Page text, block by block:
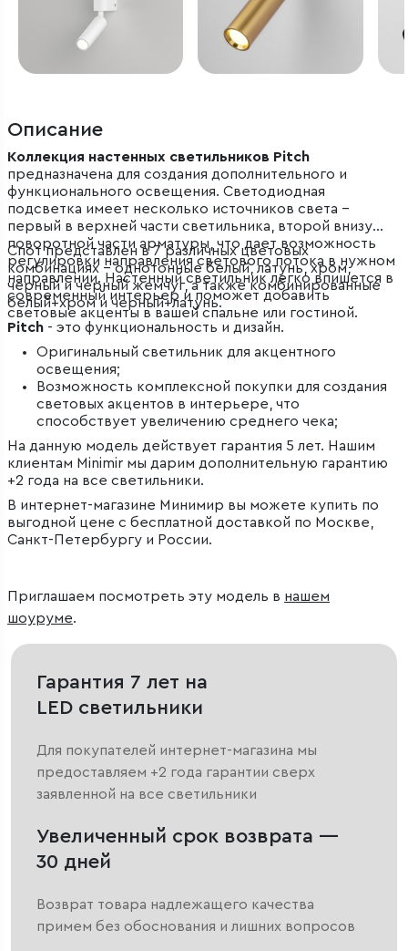
Описание
Коллекция настенных светильников Pitch
предназначена для создания дополнительного и
функционального освещения. Светодиодная
подсветка имеет несколько источников света –
первый в верхней части светильника, второй внизу
поворотной части арматуры, что дает возможность
регулировки направления светового потока в нужном
направлении. Настенный светильник легко впишется в
современный интерьер и поможет добавить
световые акценты в вашей спальне или гостиной.
Спот представлен в 7 различных цветовых
комбинациях – однотонные белый, латунь, хром,
черный и черный жемчуг, а также комбинированные
белый+хром и черный+латунь.
Pitch - это функциональность и дизайн.
Оригинальный светильник для акцентного
освещения;
Возможность комплексной покупки для создания
световых акцентов в интерьере, что
способствует увеличению среднего чека;
На данную модель действует гарантия 5 лет. Нашим
клиентам Minimir мы дарим дополнительную гарантию
+2 года на все светильники.
В интернет-магазине Минимир вы можете купить по
выгодной цене с бесплатной доставкой по Москве,
Санкт-Петербургу и России.
Приглашаем посмотреть эту модель в нашем
шоуруме.
Гарантия 7 лет на
LED светильники
Для покупателей интернет-магазина мы
предоставляем +2 года гарантии сверх
заявленной на все светильники
Увеличенный срок возврата —
30 дней
Возврат товара надлежащего качества
примем без обоснования и лишних вопросов